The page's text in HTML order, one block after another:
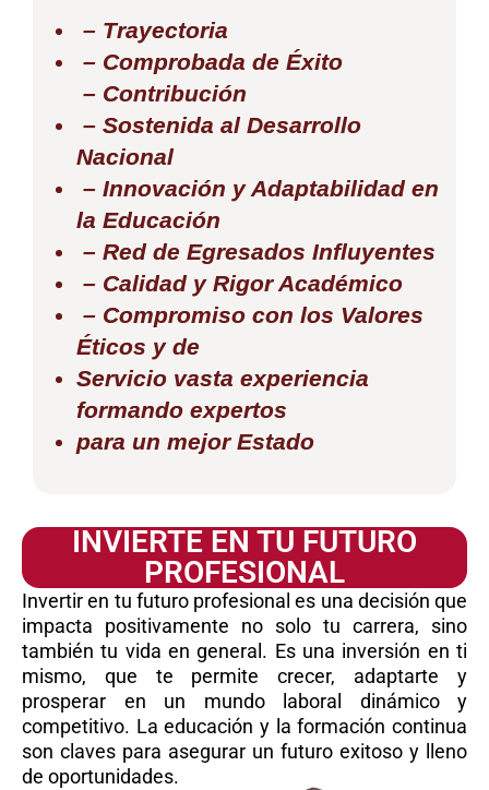
– Trayectoria
– Comprobada de Éxito
– Contribución
– Sostenida al Desarrollo
Nacional
– Innovación y Adaptabilidad en
la Educación
– Red de Egresados Influyentes
– Calidad y Rigor Académico
– Compromiso con los Valores
Éticos y de
Servicio vasta experiencia
formando expertos
para un mejor Estado
INVIERTE EN TU FUTURO
PROFESIONAL
Invertir en tu futuro profesional es una decisión que
impacta positivamente no solo tu carrera, sino
también tu vida en general. Es una inversión en ti
mismo, que te permite crecer, adaptarte y
prosperar en un mundo laboral dinámico y
competitivo. La educación y la formación continua
son claves para asegurar un futuro exitoso y lleno
de oportunidades.